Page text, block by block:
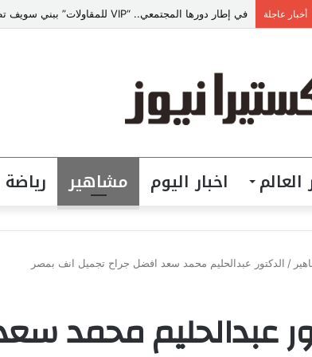
أخبار عاجلة في إطار دورها المجتمعي.. “VIP للمقاولات” ببني سويف تطلق مبادرة “تعالي أقدم على تصالح” بالمجان
العالم اخبار اليوم مشاهير رياضة
/ الدكتور عبدالحليم محمد سعد افضل جراح تجميل انف بمصر
عبدالحليم محمد